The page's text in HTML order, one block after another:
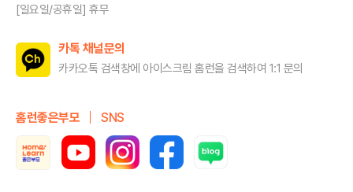
[일요일/공휴일] 휴무
카톡 채널문의
카카오톡 검색창에 아이스크림 홈런을 검색하여 1:1 문의
홈런좋은부모 SNS